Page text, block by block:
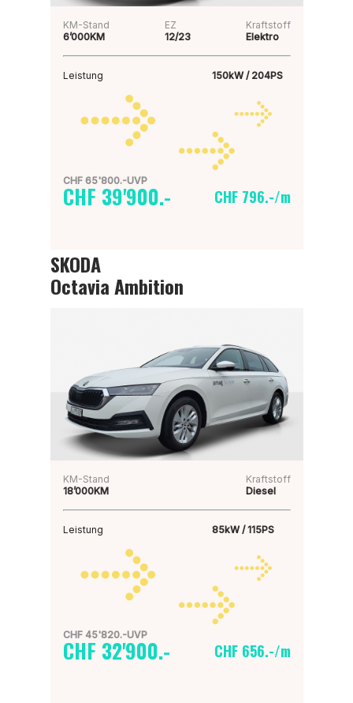
KM-Stand
6’000KM
EZ
12/23
Kraftstoff
Elektro
Leistung 150kW / 204PS
CHF 65'800.-UVP
CHF 39'900.- CHF 796.-/m
SKODA
Octavia Ambition
KM-Stand
18’000KM
Kraftstoff
Diesel
Leistung 85kW / 115PS
CHF 45'820.-UVP
CHF 32'900.- CHF 656.-/m